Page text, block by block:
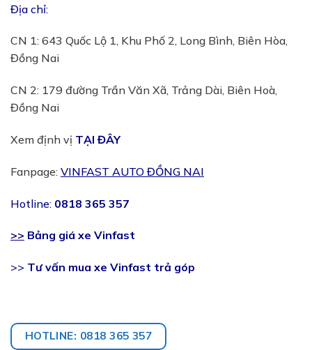
Địa chỉ:
CN 1: 643 Quốc Lộ 1, Khu Phố 2, Long Bình, Biên Hòa,
Đồng Nai
CN 2: 179 đường Trần Văn Xã, Trảng Dài, Biên Hoà,
Đồng Nai
Xem định vị TẠI ĐÂY
Fanpage: VINFAST AUTO ĐỒNG NAI
Hotline: 0818 365 357
>> Bảng giá xe Vinfast
>> Tư vấn mua xe Vinfast trả góp
HOTLINE: 0818 365 357